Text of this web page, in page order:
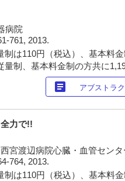
病院
761, 2013.
は110円（税込）、基本料
制、基本料金制の方共に
article アブストラ
力で!!
宮渡辺病院心臓・血管センタ
764, 2013.
は110円（税込）、基本料